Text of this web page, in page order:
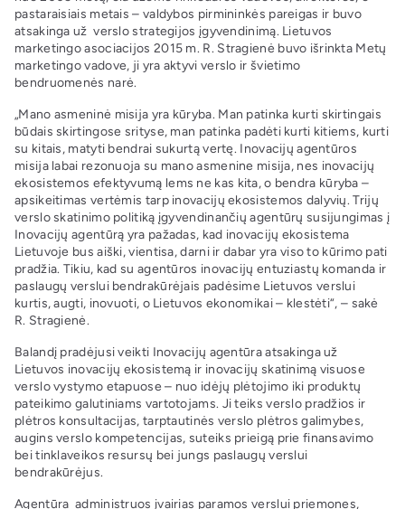
pastaraisiais metais – valdybos pirmininkės pareigas ir buvo
atsakinga už verslo strategijos įgyvendinimą. Lietuvos
marketingo asociacijos 2015 m. R. Stragienė buvo išrinkta Metų
marketingo vadove, ji yra aktyvi verslo ir švietimo
bendruomenės narė.
„Mano asmeninė misija yra kūryba. Man patinka kurti skirtingais
būdais skirtingose srityse, man patinka padėti kurti kitiems, kurti
su kitais, matyti bendrai sukurtą vertę. Inovacijų agentūros
misija labai rezonuoja su mano asmenine misija, nes inovacijų
ekosistemos efektyvumą lems ne kas kita, o bendra kūryba –
apsikeitimas vertėmis tarp inovacijų ekosistemos dalyvių. Trijų
verslo skatinimo politiką įgyvendinančių agentūrų susijungimas į
Inovacijų agentūrą yra pažadas, kad inovacijų ekosistema
Lietuvoje bus aiški, vientisa, darni ir dabar yra viso to kūrimo pati
pradžia. Tikiu, kad su agentūros inovacijų entuziastų komanda ir
paslaugų verslui bendrakūrėjais padėsime Lietuvos verslui
kurtis, augti, inovuoti, o Lietuvos ekonomikai – klestėti“, – sakė
R. Stragienė.
Balandį pradėjusi veikti Inovacijų agentūra atsakinga už
Lietuvos inovacijų ekosistemą ir inovacijų skatinimą visuose
verslo vystymo etapuose – nuo idėjų plėtojimo iki produktų
pateikimo galutiniams vartotojams. Ji teiks verslo pradžios ir
plėtros konsultacijas, tarptautinės verslo plėtros galimybes,
augins verslo kompetencijas, suteiks prieigą prie finansavimo
bei tinklaveikos resursų bei jungs paslaugų verslui
bendrakūrėjus.
Agentūra administruos įvairias paramos verslui priemones,